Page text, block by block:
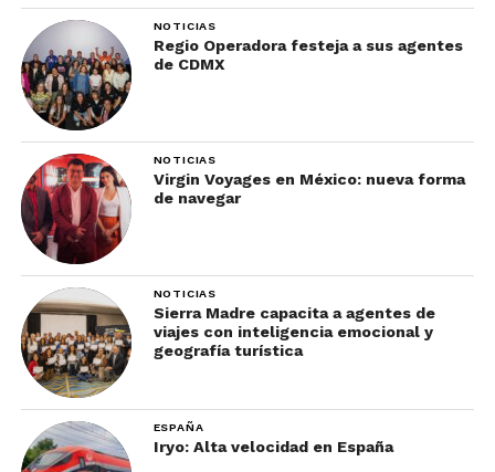
sorprendente competencia de pirotecnia; y elJust
For Laughs Festival, el evento de comedia más
prestigioso del mundo.
Otros eventos esenciales de la ciudad son
Montréal Cirque Festival,Fashion & Design
Festival,YUL EATyGardens of Light,así como los
partidos de los
Canadiens de Montréal
conciertos de la Orquesta Sinfónica.
Descubriendo el sabor de
Montreal
NOTICIAS
Regio Operadora festeja a sus agentes
de CDMX
NOTICIAS
Virgin Voyages en México: nueva forma
de navegar
NOTICIAS
Sierra Madre capacita a agentes de
viajes con inteligencia emocional y
geografía turística
ESPAÑA
Iryo: Alta velocidad en España